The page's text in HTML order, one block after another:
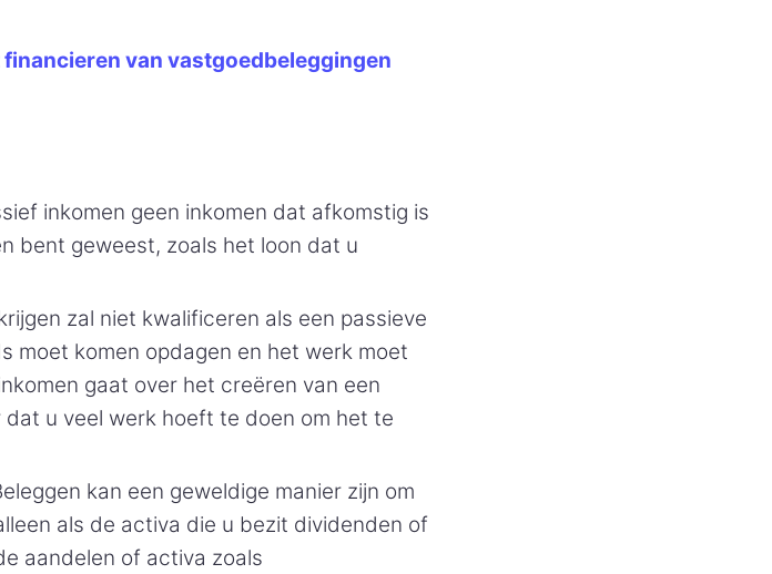
van vastgoedbeleggingen
inkomen geen inkomen dat afkomstig is
bent geweest, zoals het loon dat u
zal niet kwalificeren als een passieve
moet komen opdagen en het werk moet
gaat over het creëren van een
u veel werk hoeft te doen om het te
kan een geweldige manier zijn om
als de activa die u bezit dividenden of
aandelen of activa zoals